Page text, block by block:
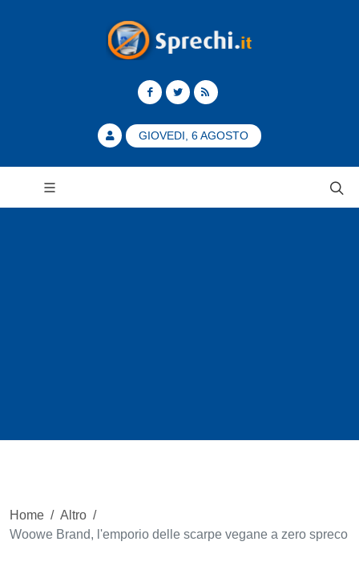
GIOVEDI, 6 AGOSTO
Home / Altro /
Woowe Brand, l'emporio delle scarpe vegane a zero spreco